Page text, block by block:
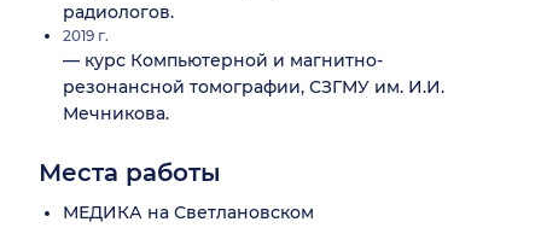
радиологов.
2019 г.
— курс Компьютерной и магнитно-
резонансной томографии, СЗГМУ им. И.И.
Мечникова.
Места работы
МЕДИКА на Светлановском